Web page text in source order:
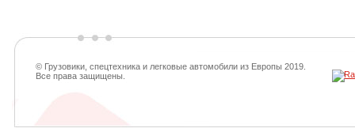
© Грузовики, спецтехника и легковые автомобили из Европы 2019.
Все права защищены.